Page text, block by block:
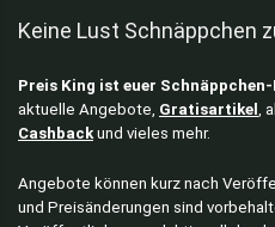
Keine Lust Schnäppchen
Preis King ist euer Schnäppchen-
aktuelle Angebote, Gratisartikel ,
Cashback und vieles mehr.
Angebote können kurz nach
und Preisänderungen sind